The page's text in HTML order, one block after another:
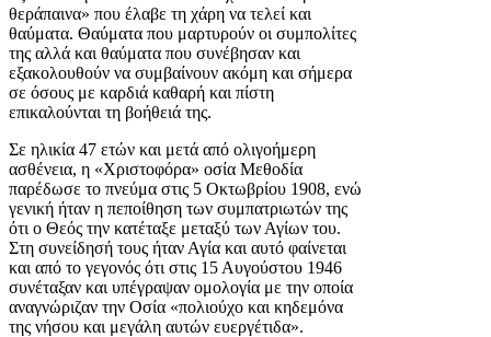
θεράπαινα» που έλαβε τη χάρη να τελεί και
θαύματα. Θαύματα που μαρτυρούν οι συμπολίτες
της αλλά και θαύματα που συνέβησαν και
εξακολουθούν να συμβαίνουν ακόμη και σήμερα
σε όσους με καρδιά καθαρή και πίστη
επικαλούνται τη βοήθειά της.
Σε ηλικία 47 ετών και μετά από ολιγοήμερη
ασθένεια, η «Χριστοφόρα» οσία Μεθοδία
παρέδωσε το πνεύμα στις 5 Οκτωβρίου 1908, ενώ
γενική ήταν η πεποίθηση των συμπατριωτών της
ότι ο Θεός την κατέταξε μεταξύ των Αγίων του.
Στη συνείδησή τους ήταν Αγία και αυτό φαίνεται
και από το γεγονός ότι στις 15 Αυγούστου 1946
συνέταξαν και υπέγραψαν ομολογία με την οποία
αναγνώριζαν την Οσία «πολιούχο και κηδεμόνα
της νήσου και μεγάλη αυτών ευεργέτιδα».